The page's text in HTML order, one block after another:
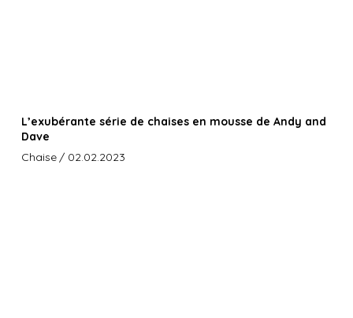
L’exubérante série de chaises en mousse de Andy and
Dave
Chaise / 02.02.2023